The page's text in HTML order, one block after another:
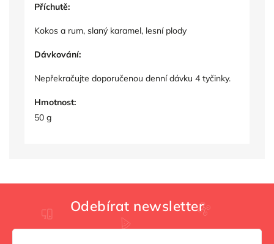
Příchutě:
Kokos a rum, slaný karamel, lesní plody
Dávkování:
Nepřekračujte doporučenou denní dávku 4 tyčinky.
Hmotnost:
50 g
Odebírat newsletter